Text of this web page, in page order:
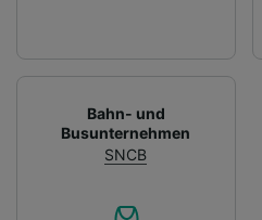
Bahn- und
Busunternehmen
SNCB